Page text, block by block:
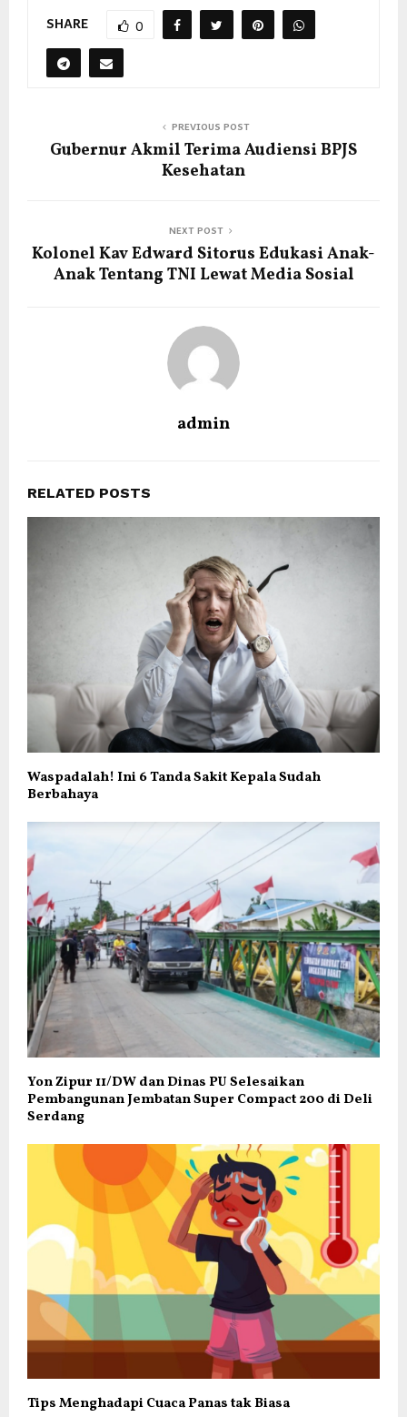
SHARE 0
PREVIOUS POST
Gubernur Akmil Terima Audiensi BPJS
Kesehatan
NEXT POST
Kolonel Kav Edward Sitorus Edukasi Anak-
Anak Tentang TNI Lewat Media Sosial
admin
RELATED POSTS
Waspadalah! Ini 6 Tanda Sakit Kepala Sudah
Berbahaya
Yon Zipur 11/DW dan Dinas PU Selesaikan
Pembangunan Jembatan Super Compact 200 di Deli
Serdang
Tips Menghadapi Cuaca Panas tak Biasa